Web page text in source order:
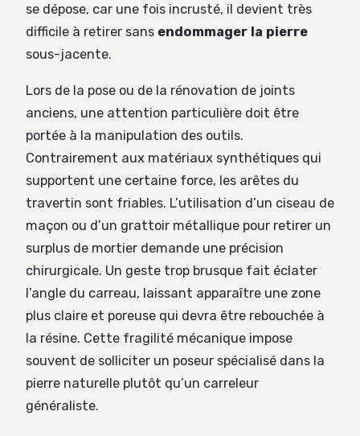
se dépose, car une fois incrusté, il devient très
difficile à retirer sans endommager la pierre
sous-jacente.
Lors de la pose ou de la rénovation de joints
anciens, une attention particulière doit être
portée à la manipulation des outils.
Contrairement aux matériaux synthétiques qui
supportent une certaine force, les arêtes du
travertin sont friables. L’utilisation d’un ciseau de
maçon ou d’un grattoir métallique pour retirer un
surplus de mortier demande une précision
chirurgicale. Un geste trop brusque fait éclater
l’angle du carreau, laissant apparaître une zone
plus claire et poreuse qui devra être rebouchée à
la résine. Cette fragilité mécanique impose
souvent de solliciter un poseur spécialisé dans la
pierre naturelle plutôt qu’un carreleur
généraliste.